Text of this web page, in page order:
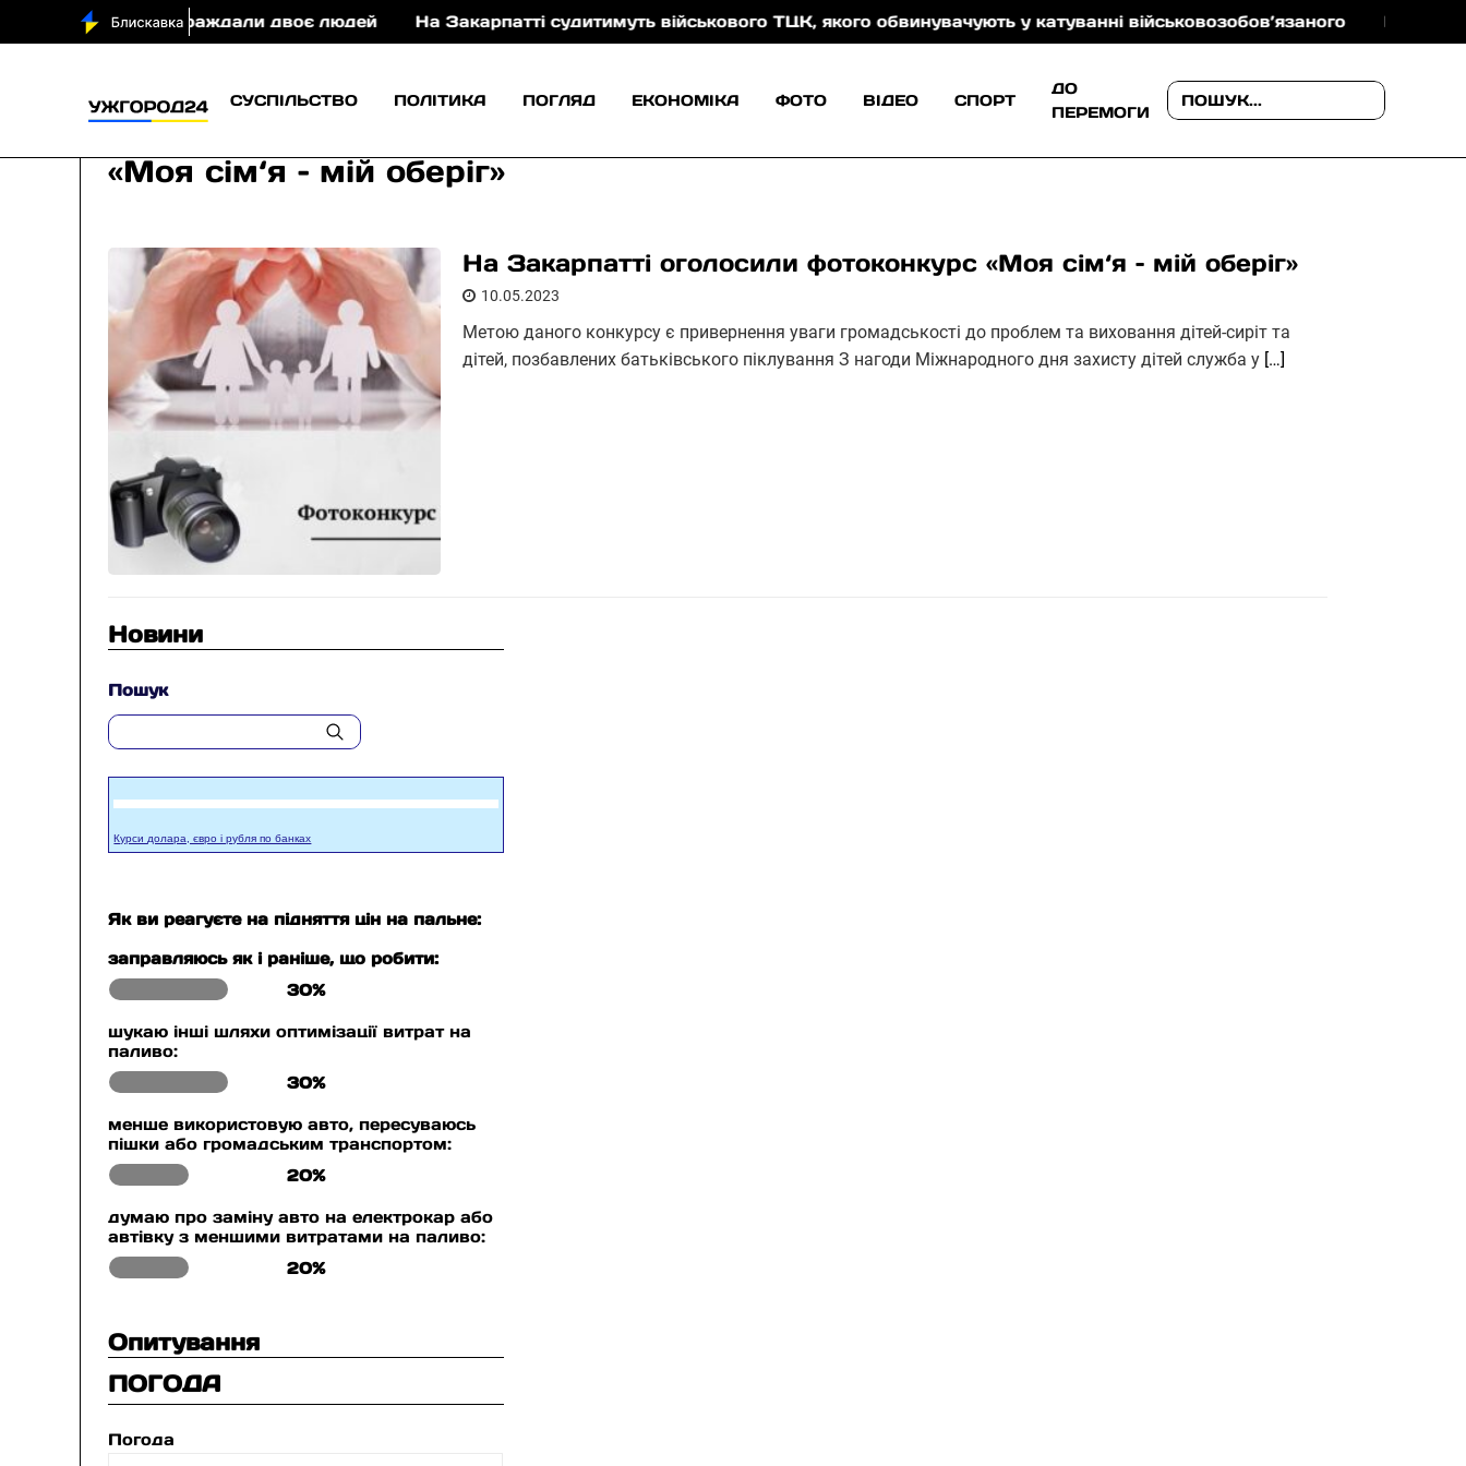
у ДТП постраждали двоє людей На Закарпатті судитимуть військового ТЦК, якого обвинувачують у катуванні військовозобов’язаного На
СУСПІЛЬСТВО ПОЛІТИКА ПОГЛЯД ЕКОНОМІКА ФОТО ВІДЕО СПОРТ
ДО
ПЕРЕМОГИ
«Моя сім‘я – мій оберіг»
На Закарпатті оголосили фотоконкурс «Моя сім‘я – мій оберіг»
10.05.2023
Метою даного конкурсу є привернення уваги громадськості до проблем та виховання дітей-сиріт та
дітей, позбавлених батьківського піклування З нагоди Міжнародного дня захисту дітей служба у […]
Новини
Пошук
Курси долара, євро і рубля по банках
Як ви реагуєте на підняття цін на пальне:
заправляюсь як і раніше, що робити:
30%
шукаю інші шляхи оптимізації витрат на
паливо:
30%
менше використовую авто, пересуваюсь
пішки або громадським транспортом:
20%
думаю про заміну авто на електрокар або
автівку з меншими витратами на паливо:
20%
Опитування
ПОГОДА
Погода